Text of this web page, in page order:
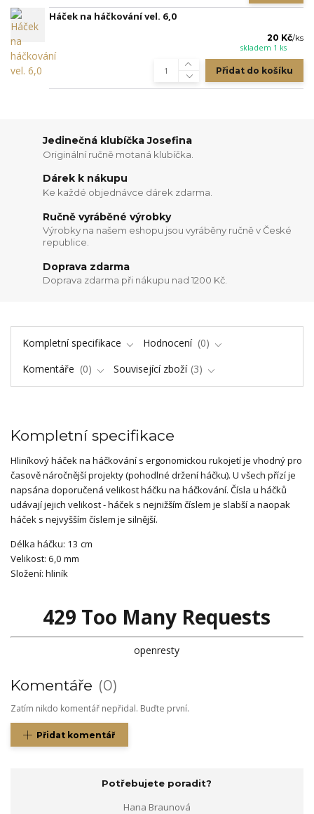
Háček na háčkování vel. 6,0
20 Kč/ks
skladem 1 ks
Přidat do košíku
Jedinečná klubíčka Josefina
Originální ručně motaná klubíčka.
Dárek k nákupu
Ke každé objednávce dárek zdarma.
Ručně vyráběné výrobky
Výrobky na našem eshopu jsou vyráběny ručně v České
republice.
Doprava zdarma
Doprava zdarma při nákupu nad 1200 Kč.
Kompletní specifikace Hodnocení
0
Komentáře
0 Související zboží 3
Kompletní specifikace
Hliníkový háček na háčkování s ergonomickou rukojetí je vhodný pro
časově náročnější projekty (pohodlné držení háčku). U všech přízí je
napsána doporučená velikost háčku na háčkování. Čísla u háčků
udávají jejich velikost - háček s nejnižším číslem je slabší a naopak
háček s nejvyšším číslem je silnější.
Délka háčku: 13 cm
Velikost: 6,0 mm
Složení: hliník
429 Too Many Requests
openresty
Komentáře 0
Zatím nikdo komentář nepřidal. Buďte první.
Přidat komentář
Potřebujete poradit?
Hana Braunová